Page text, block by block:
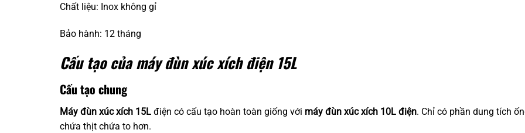
Chất liệu: Inox không gỉ
Bảo hành: 12 tháng
Cấu tạo của máy đùn xúc xích điện 15L
Cấu tạo chung
Máy đùn xúc xích 15L điện có cấu tạo hoàn toàn giống với máy đùn xúc xích 10L điện. Chỉ có phần dung tích
chứa thịt chứa to hơn.